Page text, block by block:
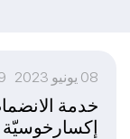
08 يونيو 2023 20:09
خدمة
إكسارخوسيّة